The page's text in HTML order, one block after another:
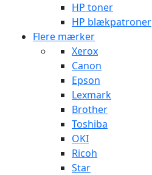
HP toner
HP blækpatroner
Flere mærker
Xerox
Canon
Epson
Lexmark
Brother
Toshiba
OKI
Ricoh
Star